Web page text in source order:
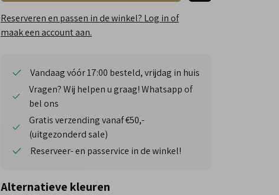
Reserveren en passen in de winkel? Log in of
maak een account aan.
Vandaag vóór 17:00 besteld, vrijdag in huis
Vragen? Wij helpen u graag! Whatsapp of
bel ons
Gratis verzending vanaf €50,-
(uitgezonderd sale)
Reserveer- en passervice in de winkel!
Alternatieve kleuren